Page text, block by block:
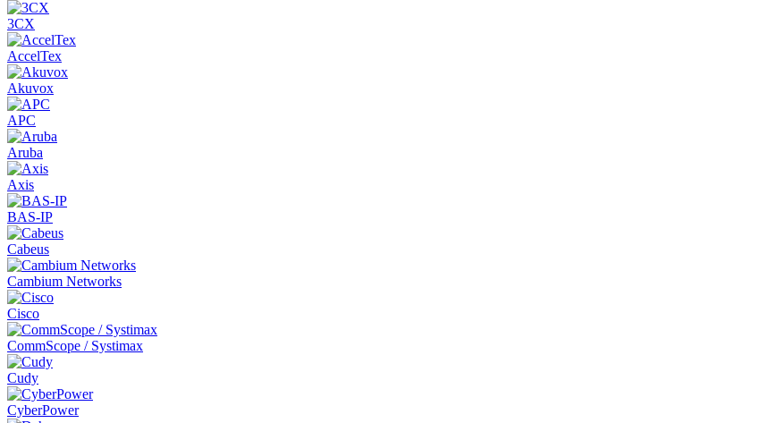
3CX
AccelTex
Akuvox
APC
Aruba
Axis
BAS-IP
Cabeus
Cambium Networks
Cisco
CommScope / Systimax
Cudy
CyberPower